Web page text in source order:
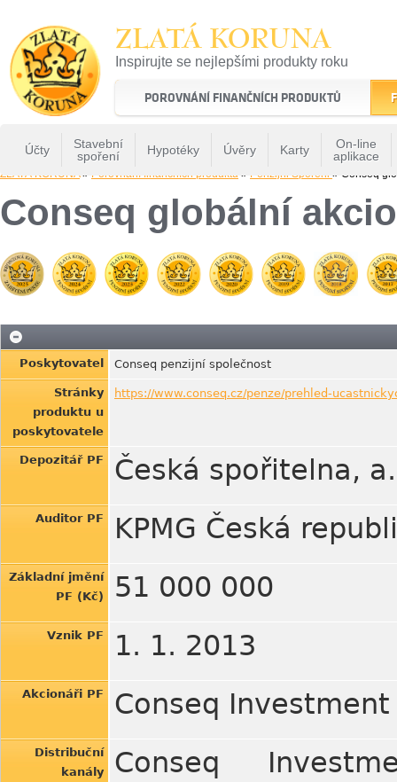
ZLATÁ KORUNA
Inspirujte se nejlepšími produkty roku
22 let tradice a kvality na finančním trhu
POROVNÁNÍ FINANČNÍCH PRODUKTŮ
Účty
Stavební
spoření
Hypotéky Úvěry Karty
On-line
aplikace
ZLATÁ KORUNA» Porovnání finančních produktů » Penzijni Sporeni » Conseq
Conseq globální
Poskytovatel Conseq penzijní společnost
Stránky
produktu u
poskytovatele
https://www.conseq.cz/penze/prehled-
Depozitář PF Česká spořitelna,
Auditor PF KPMG Česká
Základní jmění
PF (Kč)
51 000 000
Vznik PF 1. 1. 2013
Akcionáři PF Conseq
Distribuční
kanály
Conseq